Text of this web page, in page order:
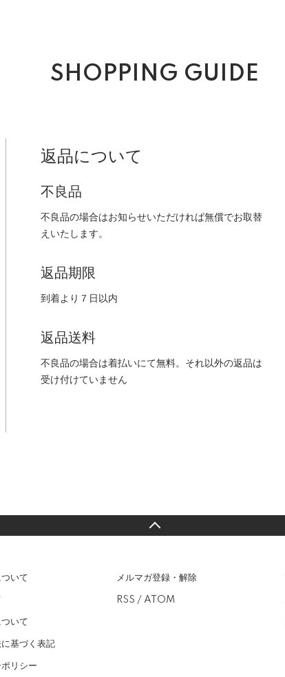
SHOPPING GUIDE
返品について
不良品
不良品の場合はお知らせいただければ無償でお取替
えいたします。
返品期限
到着より７日以内
返品送料
不良品の場合は着払いにて無料。それ以外の返品は
受け付けていません
いて
いて
基づく表記
リシー
メルマガ登録・解除
RSS / ATOM